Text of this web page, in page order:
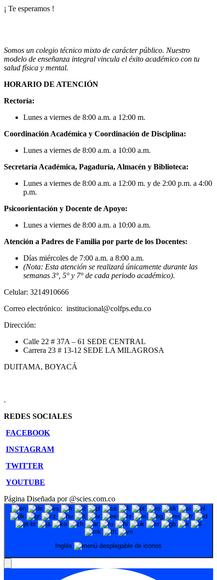
¡ Te esperamos !
Somos un colegio técnico mixto de carácter público. Nuestro
modelo de enseñanza integral vincula el éxito académico con tu
salud física y mental.
HORARIO DE ATENCIÓN
Rectoría:
Lunes a viernes de 8:00 a.m. a 12:00 m.
Coordinación Académica y Coordinación de Disciplina:
Lunes a viernes de 8:00 a.m. a 10:00 a.m.
Secretaría Académica, Pagaduría, Almacén y Biblioteca:
Lunes a viernes de 8:00 a.m. a 12:00 m. y de 2:00 p.m. a 4:00
p.m.
Psicoorientación y Docente de Apoyo:
Lunes a viernes de 8:00 a.m. a 10:00 a.m.
Atención a Padres de Familia por parte de los Docentes:
Días miércoles de 7:00 a.m. a 8:00 a.m.
(Nota: Esta atención se realizará únicamente durante las
semanas 3°, 5° y 7° de cada periodo académico).
Celular: 3214910666
Correo electrónico: institucional@colfps.edu.co
Dirección:
Calle 22 # 37A – 61 SEDE CENTRAL
Carrera 23 # 13-12 SEDE LA MILAGROSA
DUITAMA, BOYACÁ
.
REDES SOCIALES
FACEBOOK
INSTAGRAM
TWITTER
YOUTUBE
Página Diseñada por @scies.com.co
Inglés